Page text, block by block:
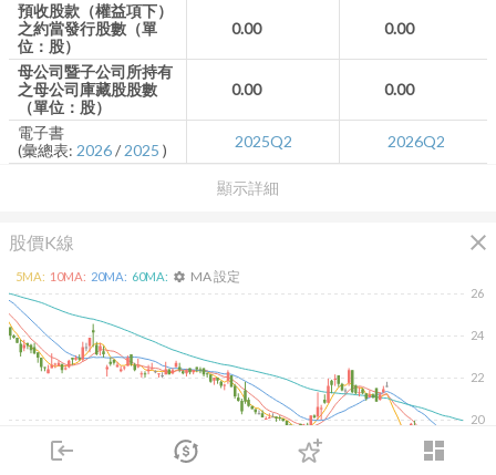
login dashboard
市場 登入
顯示詳細
預收股款（權益項下）
之約當發行股數（單
位：股）
0.00 0.00
母公司暨子公司所持有
之母公司庫藏股股數
（單位：股）
0.00 0.00
電子書
(彙總表: 2026/ 2025 ) 2025Q2 2026Q2
股價K線 close
20
22
24
26
5MA: 10MA: 20MA: 60MA: settings MA 設定